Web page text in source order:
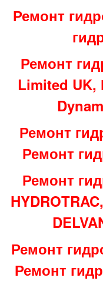
Ремонт
Ремонт
Limited UK,
Ремонт
Ремонт
Ремонт
Ремонт
Ремонт